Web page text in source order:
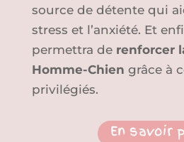
source de détente qui
stress et l’anxiété. Et
permettra derenforcer
Homme-Chien grâce à
privilégiés.
En savoir